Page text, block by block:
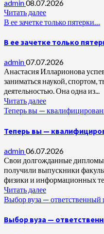
admin08.07.2026
Читать далее
В ее зачетке только пятерки…
В ее зачетке только
admin07.07.2026
Анастасия Илларионова
заниматься наукой, спортом,
деятельностью. Она одна из...
Читать далее
Теперь вы —
Теперь вы —
admin06.07.2026
Свои долгожданные дипломы
получили выпускники
физики и информационных
Читать далее
Выбор вуза — ответственный
Выбор вуза —